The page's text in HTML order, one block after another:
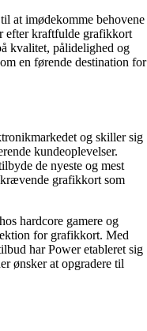
at imødekomme behovene
efter kraftfulde grafikkort
kvalitet, pålidelighed og
en førende destination for
og skiller sig
kundeoplevelser.
de nyeste og mest
grafikkort som
hardcore gamere og
for grafikkort. Med
har Power etableret sig
ønsker at opgradere til